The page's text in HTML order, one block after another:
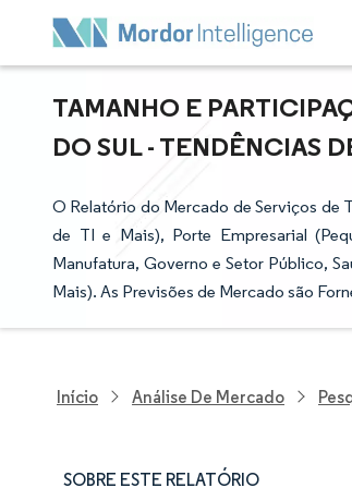
TAMANHO E
DO SUL - TENDÊNCIAS
O Relatório do Mercado de Serviços de
de TI e Mais), Porte Empresarial
Manufatura, Governo e Setor Público,
Mais). As Previsões de Mercado são
Início Análise De Mercado
SOBRE ESTE RELATÓRIO